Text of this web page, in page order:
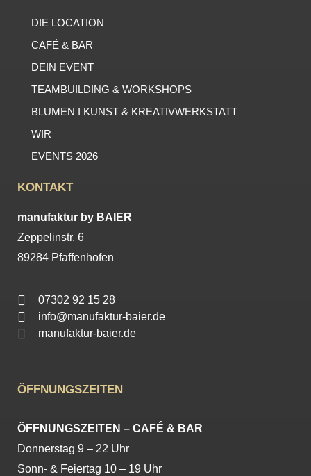
DIE LOCATION
CAFÉ & BAR
DEIN EVENT
TEAMBUILDING & WORKSHOPS
BLUMEN I KUNST & KREATIVWERKSTATT
WIR
EVENTS 2026
KONTAKT
manufaktur by BAIER
Zeppelinstr. 6
89284 Pfaffenhofen
07302 92 15 28
info@manufaktur-baier.de
manufaktur-baier.de
ÖFFNUNGSZEITEN
ÖFFNUNGSZEITEN – CAFÉ & BAR
Donnerstag 9 – 22 Uhr
Sonn- & Feiertag 10 – 19 Uhr